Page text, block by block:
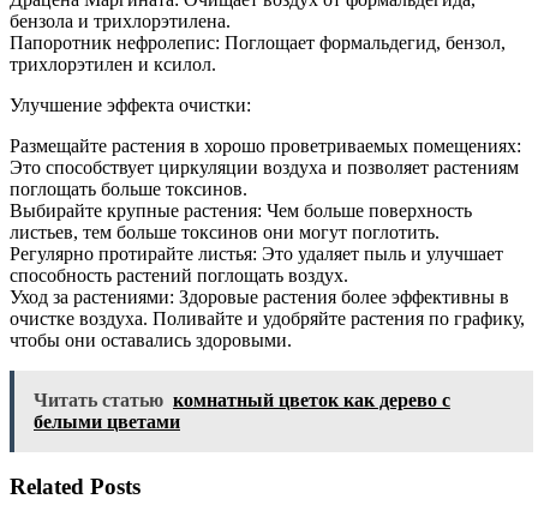
бензола и трихлорэтилена.
Папоротник нефролепис: Поглощает формальдегид, бензол,
трихлорэтилен и ксилол.
Улучшение эффекта очистки:
Размещайте растения в хорошо проветриваемых помещениях:
Это способствует циркуляции воздуха и позволяет растениям
поглощать больше токсинов.
Выбирайте крупные растения: Чем больше поверхность
листьев, тем больше токсинов они могут поглотить.
Регулярно протирайте листья: Это удаляет пыль и улучшает
способность растений поглощать воздух.
Уход за растениями: Здоровые растения более эффективны в
очистке воздуха. Поливайте и удобряйте растения по графику,
чтобы они оставались здоровыми.
Читать статью комнатный цветок как дерево с
белыми цветами
Related Posts